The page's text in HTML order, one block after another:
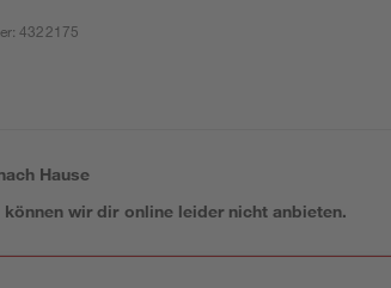
:4322175
Hause
können wir dir online leider nicht anbieten.